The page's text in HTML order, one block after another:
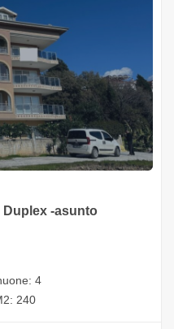
Duplex -asunto
4
240